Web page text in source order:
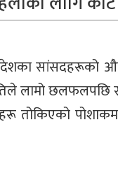
सांसदहरूको
लामो
तोकिएको